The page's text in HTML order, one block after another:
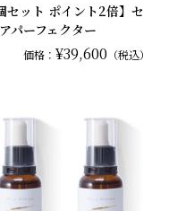
セット ポイント2倍】セ
パーフェクター
価格： ¥39,600 （税込）